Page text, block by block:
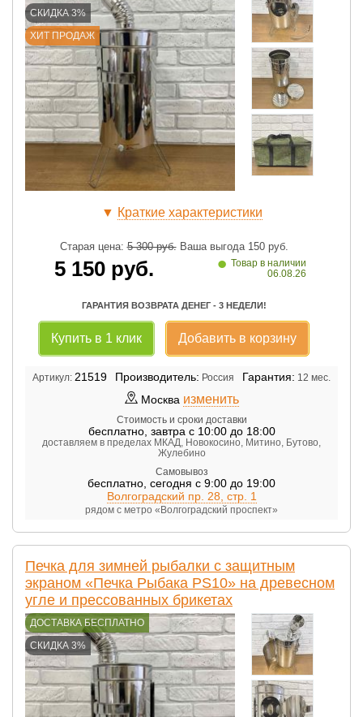
СКИДКА 3%
ХИТ ПРОДАЖ
▼ Краткие характеристики
Старая цена:5 300руб. Ваша выгода150руб.
5 150руб. • Товар в наличии
06.08.26
ГАРАНТИЯ ВОЗВРАТА ДЕНЕГ - 3 НЕДЕЛИ!
Купить в 1 клик Добавить в корзину
Артикул: 21519 Производитель: Россия Гарантия: 12 мес.
Москва изменить
Стоимость и сроки доставки
бесплатно, завтра с 10:00 до 18:00
доставляем в пределах МКАД, Новокосино, Митино, Бутово,
Жулебино
Самовывоз
бесплатно сегодня с 9:00 до 19:00
Волгоградский пр. 28, стр. 1
рядом с метро «Волгоградский проспект»
Печка для зимней рыбалки с защитным
экраном «Печка Рыбака PS10» на древесном
угле и прессованных брикетах
ДОСТАВКА БЕСПЛАТНО
СКИДКА 3%